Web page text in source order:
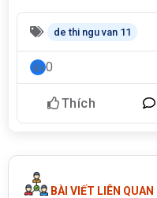
de thi ngu van 11
0
Thích
BÀI VIẾT LIÊN QUAN